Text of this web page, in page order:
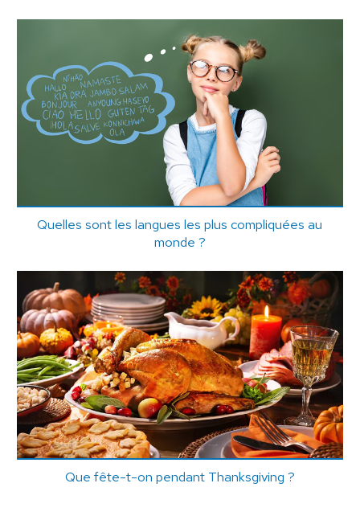
Quelles sont les langues les plus compliquées au
monde ?
Que fête-t-on pendant Thanksgiving ?